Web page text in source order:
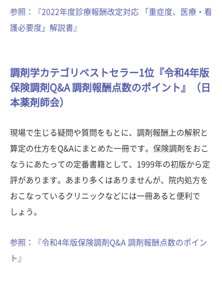
参照：『2022年度診療報酬改定対応 「重症度、医療・看
護必要度」解説書』
調剤学カテゴリベストセラー1位『令和4年版
保険調剤Q&A 調剤報酬点数のポイント』（日
本薬剤師会）
現場で生じる疑問や質問をもとに、調剤報酬上の解釈と
算定の仕方をQ&Aにまとめた一冊です。保険調剤をおこ
なうにあたっての定番書籍として、1999年の初版から定
評があります。あまり多くはありませんが、院内処方を
おこなっているクリニックなどには一冊あると便利で
しょう。
参照：『令和4年版保険調剤Q&A 調剤報酬点数のポイン
ト』